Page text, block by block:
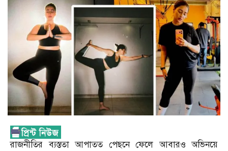
রাজনীতির ব্যস্ততা আপাতত পেছনে ফেলে আবারও অভিনয়ে